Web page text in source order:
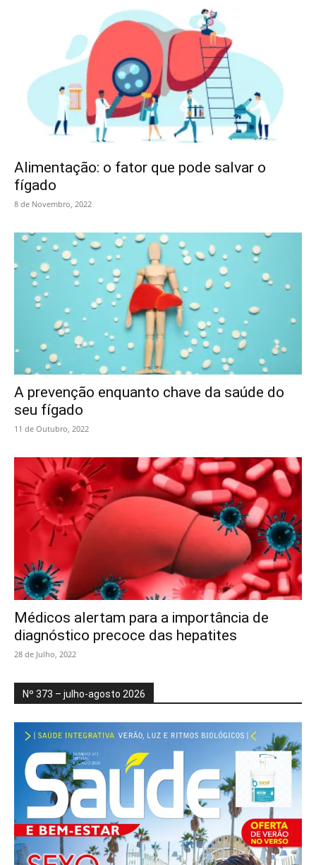
Alimentação: o fator que pode salvar o
fígado
8 de Novembro, 2022
A prevenção enquanto chave da saúde do
seu fígado
11 de Outubro, 2022
Médicos alertam para a importância de
diagnóstico precoce das hepatites
28 de Julho, 2022
Nº 373 – julho-agosto 2026